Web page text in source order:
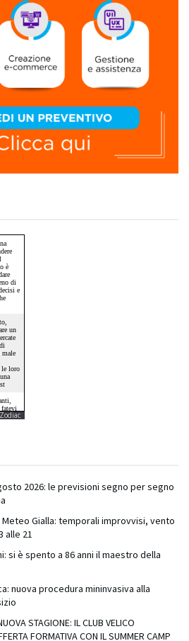
Zodiac
2026: le previsioni segno per segno
Meteo Gialla: temporali improvvisi, vento
alle 21
si è spento a 86 anni il maestro della
nuova procedura mininvasiva alla
STAGIONE: IL CLUB VELICO
FORMATIVA CON IL SUMMER CAMP